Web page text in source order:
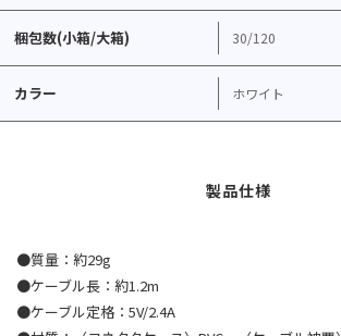
梱包数(小箱/大箱) 30/120
カラー ホワイト
●質量：約29g
●ケーブル長：約1.2m
●ケーブル定格：5V/2.4A